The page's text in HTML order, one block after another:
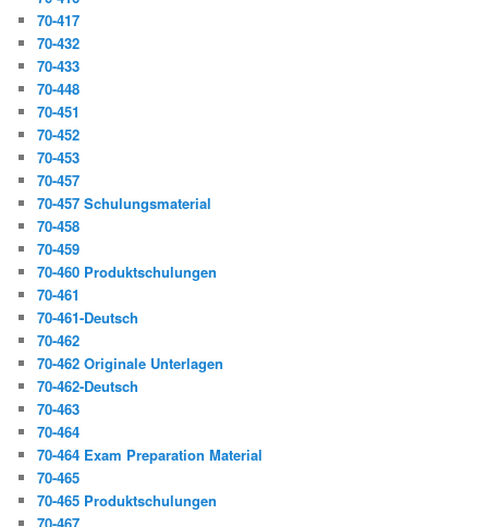
70-417
70-432
70-433
70-448
70-451
70-452
70-453
70-457
70-457 Schulungsmaterial
70-458
70-459
70-460 Produktschulungen
70-461
70-461-Deutsch
70-462
70-462 Originale Unterlagen
70-462-Deutsch
70-463
70-464
70-464 Exam Preparation Material
70-465
70-465 Produktschulungen